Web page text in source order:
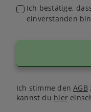
Ich bestätige,
einverstanden
Ich stimme denAGB
kannst du hier